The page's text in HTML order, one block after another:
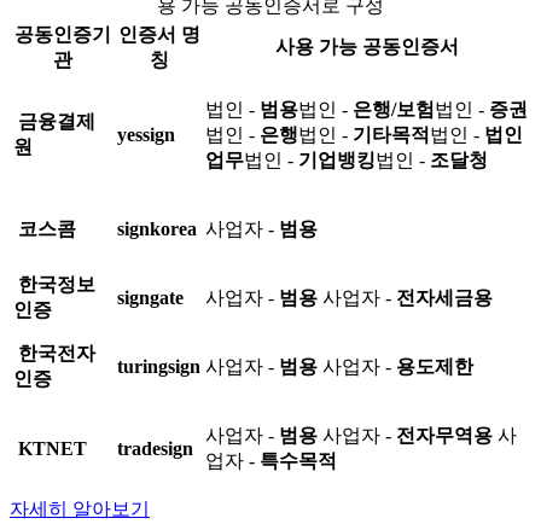
용 가능 공동인증서로 구성
공동인증기
관
인증서 명
칭
사용 가능 공동인증서
금융결제
원
yessign
법인 - 범용법인 - 은행/보험 법인 - 증권
법인 - 은행법인 - 기타목적 법인 - 법인
업무법인 - 기업뱅킹법인 - 조달청
코스콤 signkorea 사업자 - 범용
한국정보
인증
signgate 사업자 - 범용 사업자 - 전자세금용
한국전자
인증
turingsign 사업자 - 범용 사업자 - 용도제한
KTNET tradesign
사업자 - 범용 사업자 - 전자무역용 사
업자 - 특수목적
자세히 알아보기